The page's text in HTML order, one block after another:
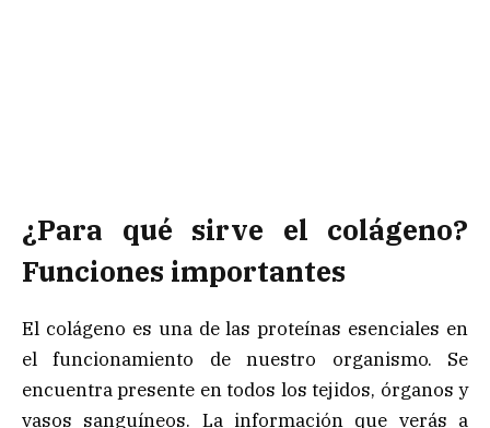
¿Para qué sirve el colágeno?
Funciones importantes
El colágeno es una de las proteínas esenciales en
el funcionamiento de nuestro organismo. Se
encuentra presente en todos los tejidos, órganos y
vasos sanguíneos. La información que verás a